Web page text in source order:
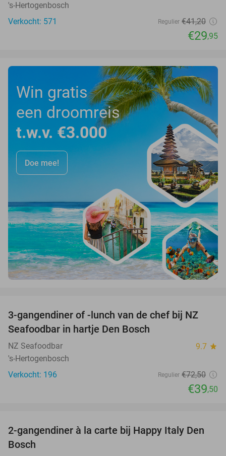
's-Hertogenbosch
Verkocht: 571
Regulier €41,20
€29,95
Win gratis
een droomreis
t.w.v. €3.000
Doe mee!
46%
3-gangendiner of -lunch van de chef bij NZ
Seafoodbar in hartje Den Bosch
NZ Seafoodbar 9.7 star
's-Hertogenbosch
Verkocht: 196
Regulier €72,50
€39,50
35%
2-gangendiner à la carte bij Happy Italy Den
Bosch